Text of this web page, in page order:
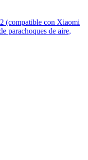
(compatible con Xiaomi
parachoques de aire,